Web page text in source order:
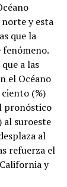
norte y esta
que la
a las
el Océano
(%)
pronóstico
al suroeste
al
refuerza el
y